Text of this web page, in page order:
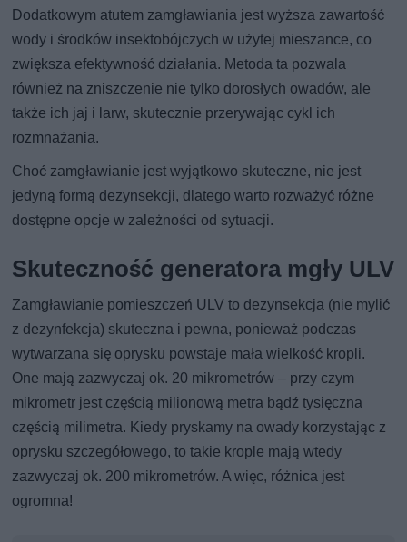
Dodatkowym atutem zamgławiania jest wyższa zawartość
wody i środków insektobójczych w użytej mieszance, co
zwiększa efektywność działania. Metoda ta pozwala
również na zniszczenie nie tylko dorosłych owadów, ale
także ich jaj i larw, skutecznie przerywając cykl ich
rozmnażania.
Choć zamgławianie jest wyjątkowo skuteczne, nie jest
jedyną formą dezynsekcji, dlatego warto rozważyć różne
dostępne opcje w zależności od sytuacji.
Skuteczność generatora mgły ULV
Zamgławianie pomieszczeń ULV to dezynsekcja (nie mylić
z dezynfekcja) skuteczna i pewna, ponieważ podczas
wytwarzana się oprysku powstaje mała wielkość kropli.
One mają zazwyczaj ok. 20 mikrometrów – przy czym
mikrometr jest częścią milionową metra bądź tysięczna
częścią milimetra. Kiedy pryskamy na owady korzystając z
oprysku szczegółowego, to takie krople mają wtedy
zazwyczaj ok. 200 mikrometrów. A więc, różnica jest
ogromna!